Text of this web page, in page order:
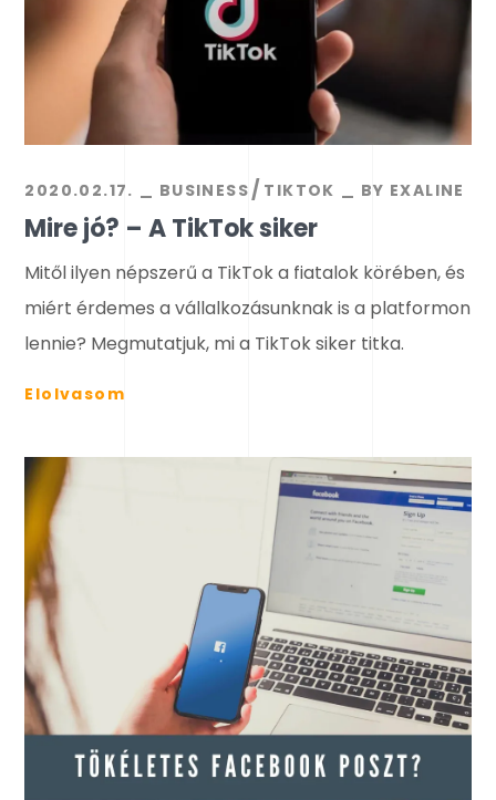
2020.02.17. BUSINESS TIKTOK BY EXALINE
Mire jó? – A TikTok siker
Mitől ilyen népszerű a TikTok a fiatalok körében, és
miért érdemes a vállalkozásunknak is a platformon
lennie? Megmutatjuk, mi a TikTok siker titka.
Elolvasom